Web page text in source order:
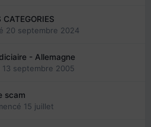
20 septembre 2024
- Allemagne
13 septembre 2005
scam
15 juillet